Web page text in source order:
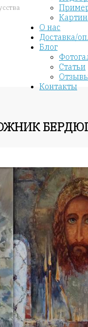
О нас
Доставка/
Блог
Статьи
Контакты